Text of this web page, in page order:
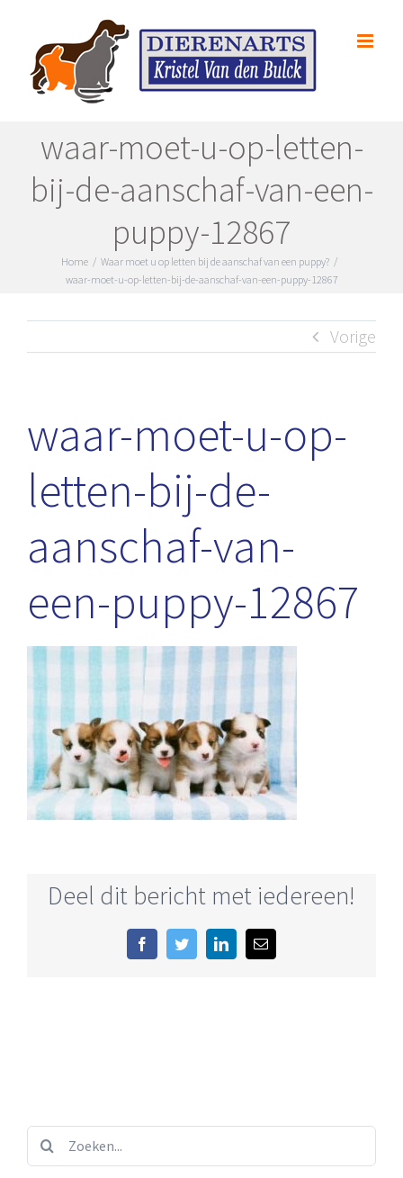
content
waar-moet-u-op-letten-
bij-de-aanschaf-van-een-
puppy-12867
Home / Waar moet u op letten bij de aanschaf van een puppy? /
waar-moet-u-op-letten-bij-de-aanschaf-van-een-puppy-12867
Vorige
waar-moet-u-op-
letten-bij-de-
aanschaf-van-
een-puppy-12867
Deel dit bericht met iedereen!
FacebookTwitterLinkedIn
E-
Zoeken...